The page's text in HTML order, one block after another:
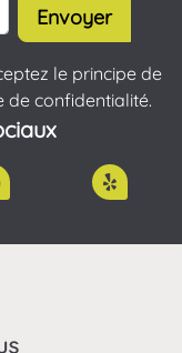
Envoyer
le principe de
de confidentialité.